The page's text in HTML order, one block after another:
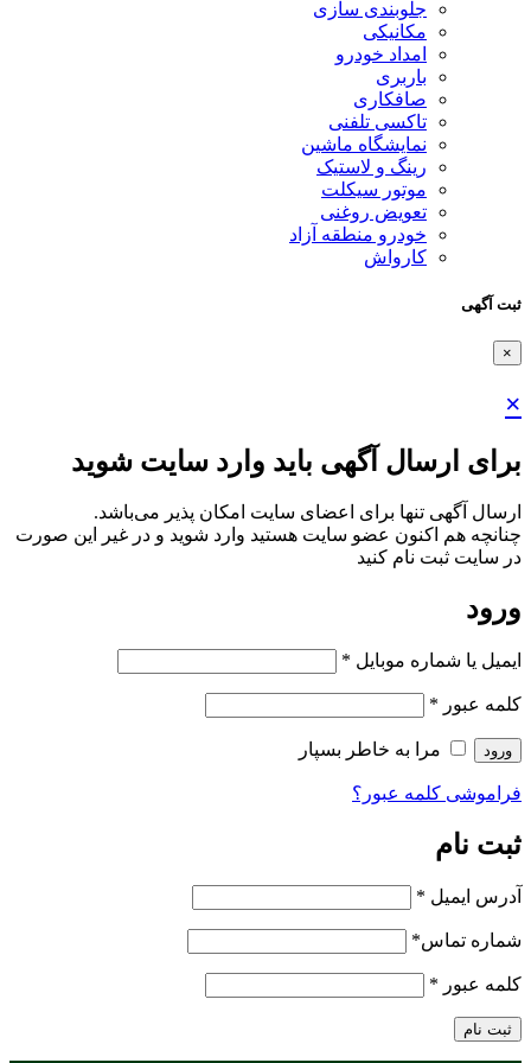
جلوبندی سازی
امداد خودرو
تاکسی تلفنی
نمایشگاه ماشین
رینگ و لاستیک
موتور سیکلت
تعویض روغنی
خودرو منطقه آزاد
آگهی باید وارد سایت شوید
تنها برای اعضای سایت امکان پذیر می‌باشد.
عضو سایت هستید وارد شوید و در غیر این صورت
نام کنید
موبایل*
به خاطر بسپار
عبور؟
*
*